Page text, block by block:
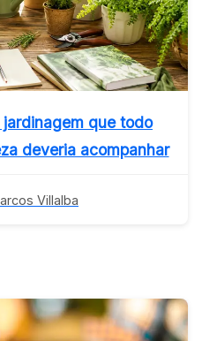
que todo
deveria acompanhar
Villalba